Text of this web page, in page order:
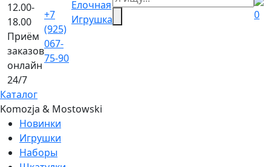
12.00-
18.00
Приём
заказов
онлайн
24/7
+7
(925)
067-
75-90
0
Каталог
Komozja & Mostowski
Новинки
Игрушки
Наборы